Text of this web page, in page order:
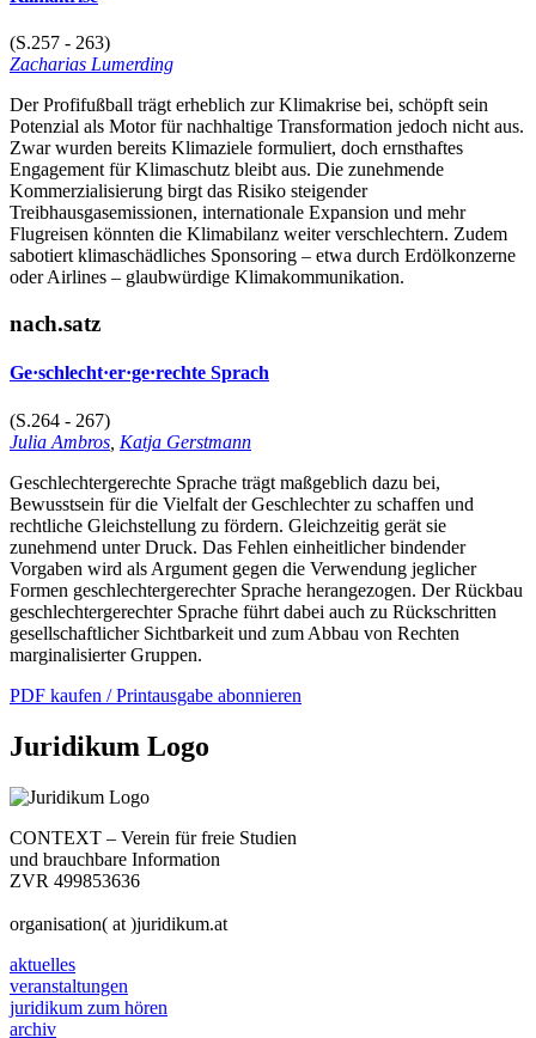
(S.257 - 263)
Zacharias Lumerding
Der Profifußball trägt erheblich zur Klimakrise bei, schöpft sein
Potenzial als Motor für nachhaltige Transformation jedoch nicht aus.
Zwar wurden bereits Klimaziele formuliert, doch ernsthaftes
Engagement für Klimaschutz bleibt aus. Die zunehmende
Kommerzialisierung birgt das Risiko steigender
Treibhausgasemissionen, internationale Expansion und mehr
Flugreisen könnten die Klimabilanz weiter verschlechtern. Zudem
sabotiert klimaschädliches Sponsoring – etwa durch Erdölkonzerne
oder Airlines – glaubwürdige Klimakommunikation.
nach.satz
Ge·schlecht·er·ge·rechte Sprach
(S.264 - 267)
Julia Ambros Katja Gerstmann
Geschlechtergerechte Sprache trägt maßgeblich dazu bei,
Bewusstsein für die Vielfalt der Geschlechter zu schaffen und
rechtliche Gleichstellung zu fördern. Gleichzeitig gerät sie
zunehmend unter Druck. Das Fehlen einheitlicher bindender
Vorgaben wird als Argument gegen die Verwendung jeglicher
Formen geschlechtergerechter Sprache herangezogen. Der Rückbau
geschlechtergerechter Sprache führt dabei auch zu Rückschritten
gesellschaftlicher Sichtbarkeit und zum Abbau von Rechten
marginalisierter Gruppen.
PDF kaufen / Printausgabe abonnieren
Juridikum Logo
CONTEXT – Verein für freie Studien
und brauchbare Information
ZVR 499853636
organisation( at )juridikum.at
aktuelles
veranstaltungen
juridikum zum hören
archiv